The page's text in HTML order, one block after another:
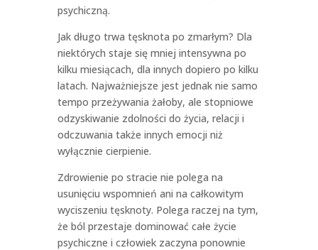
psychiczną.
Jak długo trwa tęsknota po zmarłym? Dla
niektórych staje się mniej intensywna po
kilku miesiącach, dla innych dopiero po kilku
latach. Najważniejsze jest jednak nie samo
tempo przeżywania żałoby, ale stopniowe
odzyskiwanie zdolności do życia, relacji i
odczuwania także innych emocji niż
wyłącznie cierpienie.
Zdrowienie po stracie nie polega na
usunięciu wspomnień ani na całkowitym
wyciszeniu tęsknoty. Polega raczej na tym,
że ból przestaje dominować całe życie
psychiczne i człowiek zaczyna ponownie